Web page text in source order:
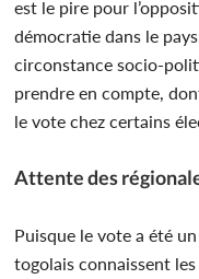
est le pire pour
démocratie dans le
circonstance socio-
prendre en compte,
le vote chez certains
Attente des
Puisque le vote a été
togolais connaissent